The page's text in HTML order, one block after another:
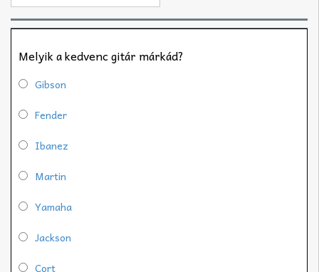
Melyik a kedvenc gitár márkád?
Gibson
Fender
Ibanez
Martin
Yamaha
Jackson
Cort